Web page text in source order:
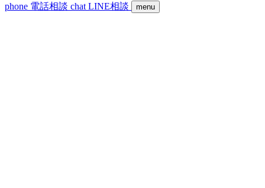
phone 電話相談 chat LINE相談 menu